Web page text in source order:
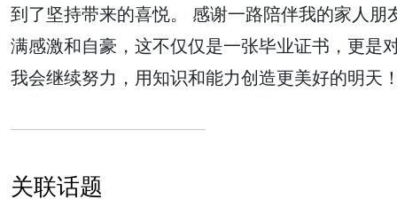
到了坚持带来的喜悦。 感谢一路陪伴我的家人
满感激和自豪，这不仅仅是一张毕业证书，更是
我会继续努力，用知识和能力创造更美好的明天
关联话题